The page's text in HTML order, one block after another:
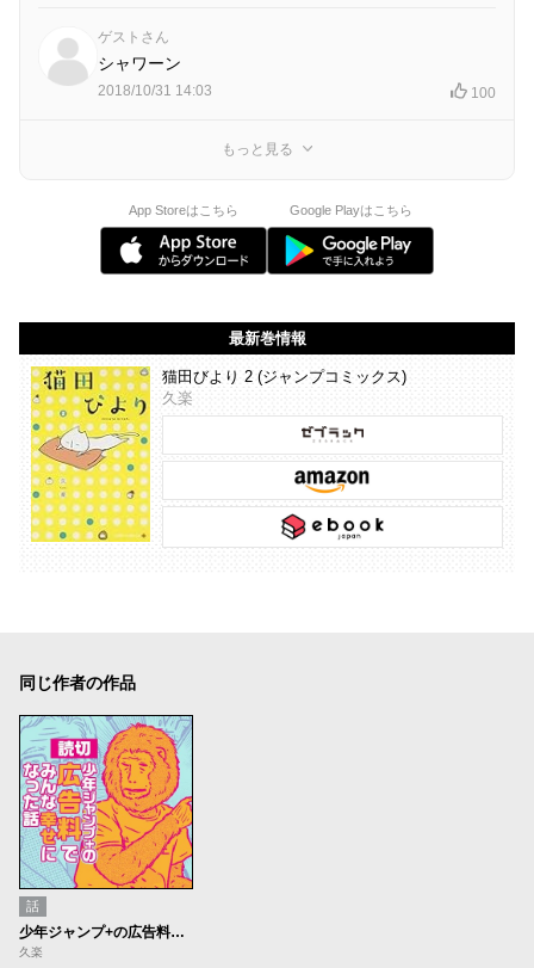
ゲストさん
シャワーン
2018/10/31 14:03 100
もっと見る
App Storeはこちら Google Playはこちら
最新巻情報
猫田びより 2 (ジャンプコミックス)
久楽
同じ作者の作品
話
少年ジャンプ+の広告料でみんな幸せになった話
久楽